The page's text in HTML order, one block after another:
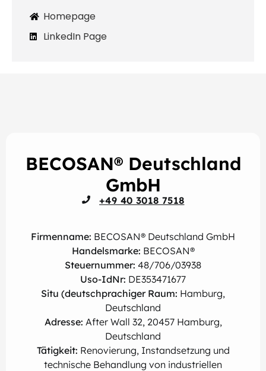
Homepage
LinkedIn Page
BECOSAN® Deutschland
GmbH
+49 40 3018 7518
Firmenname: BECOSAN® Deutschland GmbH
Handelsmarke: BECOSAN®
Steuernummer: 48/706/03938
Uso-IdNr: DE353471677
Situ (deutschprachiger Raum: Hamburg,
Deutschland
Adresse: After Wall 32, 20457 Hamburg,
Deutschland
Tätigkeit: Renovierung, Instandsetzung und
technische Behandlung von industriellen